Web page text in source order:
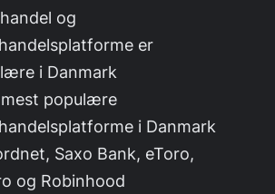
og
er
i Danmark
mest populære
i Danmark
Saxo Bank, eToro,
og Robinhood